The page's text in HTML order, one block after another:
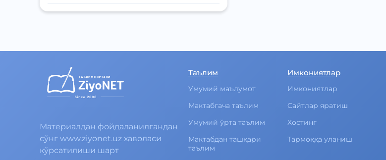
Материалдан фойдаланилгандан
сўнг www.ziyonet.uz ҳаволаси
кўрсатилиши шарт
Таълим
Умумий маълумот
Мактабгача таълим
Умумий ўрта таълим
Мактабдан ташқари
таълим
Имкониятлар
Имкониятлар
Cайтлар яратиш
Хостинг
Тармоққа уланиш